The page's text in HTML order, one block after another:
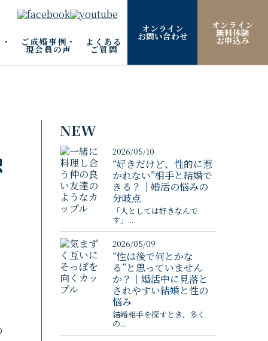
ご成婚事例・
現会員の声
よくある
ご質問
オンライン
お問い合わせ
オンライン
無料体験
お申込み
NEW
2026/05/10
“好きだけど、性的に惹
かれない”相手と結婚で
きる？｜婚活の悩みの
分岐点
「人としては好きなんで
す」...
2026/05/09
“性は後で何とかな
る”と思っていません
か？｜婚活中に見落と
されやすい結婚と性の
悩み
結婚相手を探すとき、多く
の...